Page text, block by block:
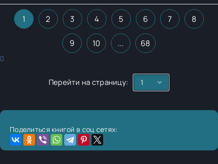
1 2 3 4 5 6 7 8
9 10 ... 68
Перейти на страницу:
Поделиться книгой в соц сетях: